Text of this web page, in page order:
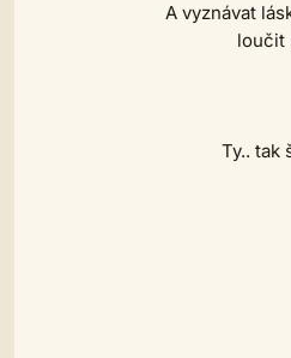
A vyznávat
loučit
Ty.. tak